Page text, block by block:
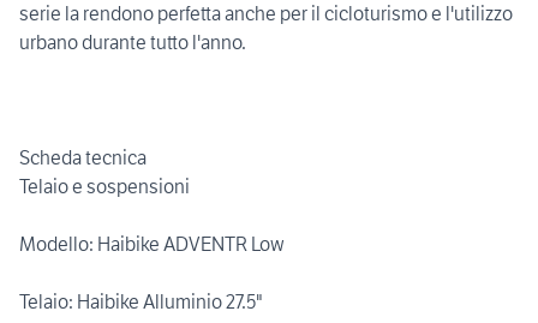
serie la rendono perfetta anche per il cicloturismo e l'utilizzo
urbano durante tutto l'anno.
Scheda tecnica
Telaio e sospensioni
Modello: Haibike ADVENTR Low
Telaio: Haibike Alluminio 27.5"